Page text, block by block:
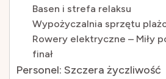
Basen i strefa relaksu
Wypożyczalnia sprzętu
Rowery elektryczne – Miły
finał
Personel: Szczera życzliwość